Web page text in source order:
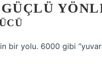
yolu. 6000 gibi